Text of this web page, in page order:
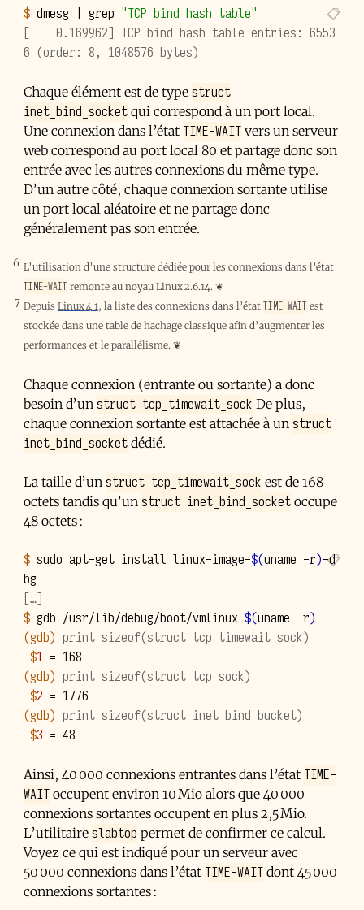
$ dmesg | grep "TCP bind hash table"
[    0.169962] TCP bind hash table entries: 6553
6 (order: 8, 1048576 bytes)
Chaque élément est de type struct
inet_bind_socketqui correspond à un port local.
Une connexion dans l’état TIME-WAITvers un serveur
web correspond au port local 80 et partage donc son
entrée avec les autres connexions du même type.
D’un autre côté, chaque connexion sortante utilise
un port local aléatoire et ne partage donc
généralement pas son entrée.
6 L’utilisation d’une structure dédiée pour les connexions dans l’état
TIME-WAIT remonte au noyau Linux 2.6.14. ❦
7 Depuis Linux 4.1, la liste des connexions dans l’état TIME-WAIT est
stockée dans une table de hachage classique afin d’augmenter les
performances et le parallélisme. ❦
Chaque connexion (entrante ou sortante) a donc
besoin d’un struct tcp_timewait_sock De plus,
chaque connexion sortante est attachée à un struct
inet_bind_socketdédié.
La taille d’un struct tcp_timewait_sock est de 168
octets tandis qu’un struct inet_bind_socketoccupe
48 octets :
$ sudo apt-get install linux-image-$(uname -r)-d
[…]
$ gdb /usr/lib/debug/boot/vmlinux-$(uname -r)
(gdb) print sizeof(struct tcp_timewait_sock)
$1 = 168
(gdb) print sizeof(struct tcp_sock)
$2 = 1776
(gdb) print sizeof(struct inet_bind_bucket)
$3 = 48
Ainsi, 40 000 connexions entrantes dans l’état TIME-
WAIToccupent environ 10 Mio alors que 40 000
connexions sortantes occupent en plus 2,5 Mio.
L’utilitaire slabtop permet de confirmer ce calcul.
Voyez ce qui est indiqué pour un serveur avec
50 000 connexions dans l’état TIME-WAITdont 45 000
connexions sortantes :